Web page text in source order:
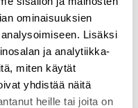
ominaisuuksien
Lisäksi
ja analytiikka-
miten käytät
yhdistää näitä
heille tai joita on
jatapahtumiin , joihin
puhujat.